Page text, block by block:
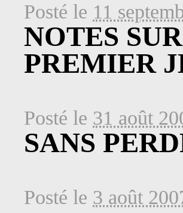
Posté le 11
NOTES
PREMIER
Posté le 31 août
SANS
Posté le 3 août